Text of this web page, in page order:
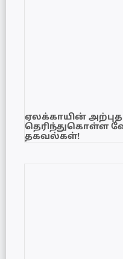
ஏலக்காயின்
தெரிந்துகொள்ள
தகவல்கள்!